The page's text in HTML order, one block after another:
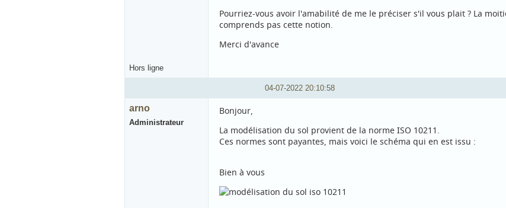
Pourriez-vous avoir l'amabilité de me le préciser s'il vous plait ? La
comprends pas cette notion.
Merci d'avance
Hors ligne
04-07-2022 20:10:58
arno
Administrateur
Bonjour,
La modélisation du sol provient de la norme ISO 10211.
Ces normes sont payantes, mais voici le schéma qui en est issu :
Bien à vous